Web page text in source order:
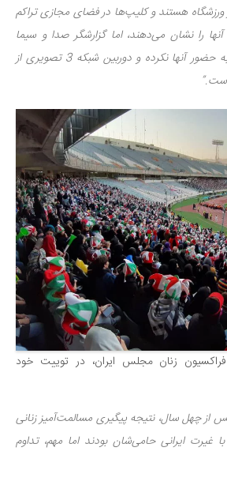
ورزشگاه هستند و کلیپ‌ها در فضای مجازی تراکم
را نشان می‌دهند، اما گزارشگر صدا و سیما
تاکنون اشاره‌ای به حضور آنها نکرده و دوربین شبکه 3 تصویری از
زنان مجلس ایران، در توییت خود
از چهل سال، نتیجه پیگیری مسالمت‌آمیز زنانی
غیرت ایرانی حامی‌شان بودند اما مهم، تداوم